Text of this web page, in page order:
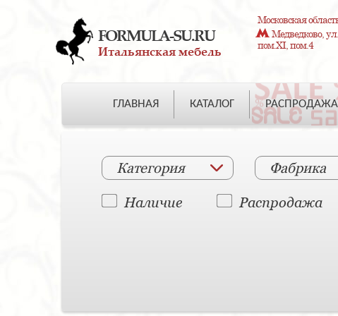
FORMULA-SU.RU
Итальянская мебель
Московская
Медведково,
пом.XI, пом.4
ГЛАВНАЯ КАТАЛОГ РАСПРОДАЖА
Категория Фабрика
Наличие Распродажа